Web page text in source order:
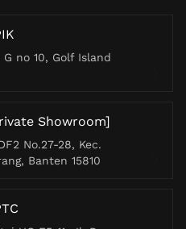
no 10, Golf Island
Showroom]
No.27-28, Kec.
Banten 15810